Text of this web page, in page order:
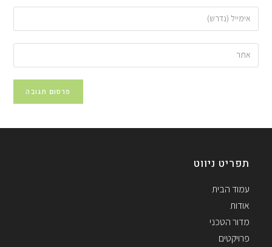
תפריט ניווט
עמוד הבית
אודות
מדור הטכני
פרויקטים